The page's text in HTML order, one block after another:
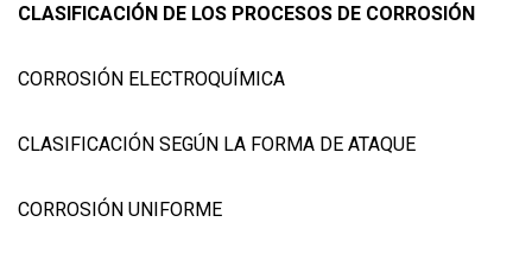
CLASIFICACIÓN DE LOS PROCESOS DE CORROSIÓN
CORROSIÓN ELECTROQUÍMICA
CLASIFICACIÓN SEGÚN LA FORMA DE ATAQUE
CORROSIÓN UNIFORME